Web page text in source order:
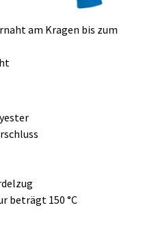
am Kragen bis zum
beträgt 150 °C